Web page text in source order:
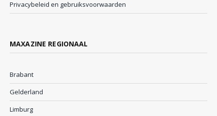
Privacybeleid en gebruiksvoorwaarden
MAXAZINE REGIONAAL
Brabant
Gelderland
Limburg